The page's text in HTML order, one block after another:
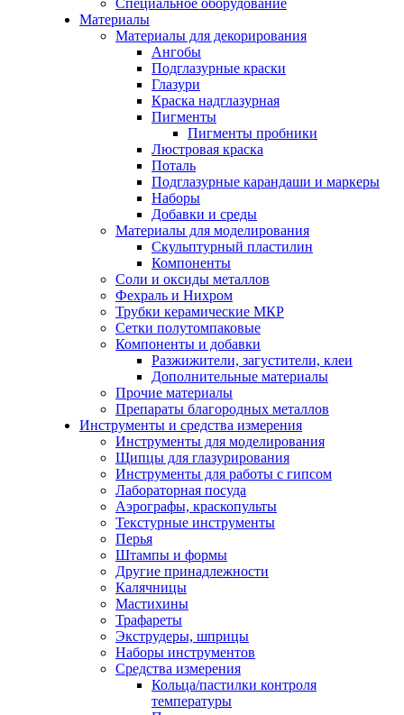
Специальное оборудование
Материалы
Материалы для декорирования
Ангобы
Подглазурные краски
Глазури
Краска надглазурная
Пигменты
Пигменты пробники
Люстровая краска
Поталь
Подглазурные карандаши и маркеры
Наборы
Добавки и среды
Материалы для моделирования
Скульптурный пластилин
Компоненты
Соли и оксиды металлов
Фехраль и Нихром
Трубки керамические МКР
Сетки полутомпаковые
Компоненты и добавки
Разжижители, загустители, клеи
Дополнительные материалы
Прочие материалы
Препараты благородных металлов
Инструменты и средства измерения
Инструменты для моделирования
Щипцы для глазурирования
Инструменты для работы с гипсом
Лабораторная посуда
Аэрографы, краскопульты
Текстурные инструменты
Перья
Штампы и формы
Другие принадлежности
Калячницы
Мастихины
Трафареты
Экструдеры, шприцы
Наборы инструментов
Средства измерения
Кольца/пастилки контроля
температуры